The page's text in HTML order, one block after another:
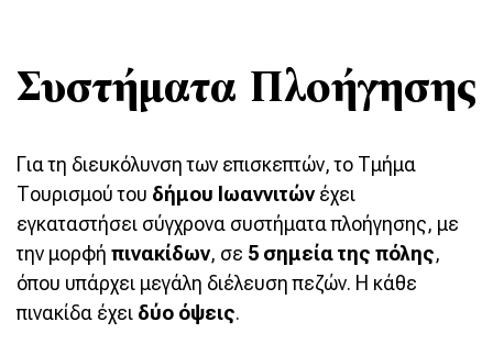
Συστήματα Πλοήγησης
Για τη διευκόλυνση των επισκεπτών, το Τμήμα
Τουρισμού του δήμου Ιωαννιτών έχει
εγκαταστήσει σύγχρονα συστήματα πλοήγησης, με
την μορφή πινακίδων, σε 5 σημεία της πόλης,
όπου υπάρχει μεγάλη διέλευση πεζών. Η κάθε
πινακίδα έχει δύο όψεις.